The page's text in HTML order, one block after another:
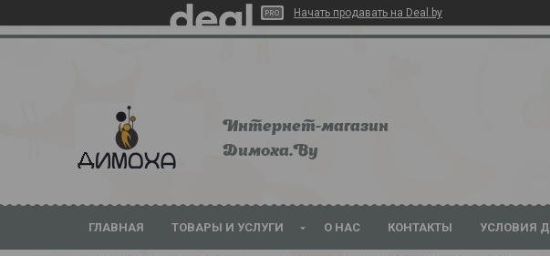
Начать продавать на Deal.by
Интернет-магазин
Dимoхa.By
ГЛАВНАЯ ТОВАРЫ И УСЛУГИ О НАС КОНТАКТЫ УСЛОВИЯ